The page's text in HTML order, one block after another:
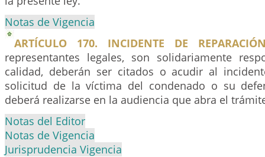
Notas de Vigencia
ARTÍCULO 170. INCIDENTE DE
representantes legales, son solidariamente
calidad, deberán ser citados o acudir al
solicitud de la víctima del condenado o su
deberá realizarse en la audiencia que abra el
Notas del Editor
Notas de Vigencia
Jurisprudencia Vigencia